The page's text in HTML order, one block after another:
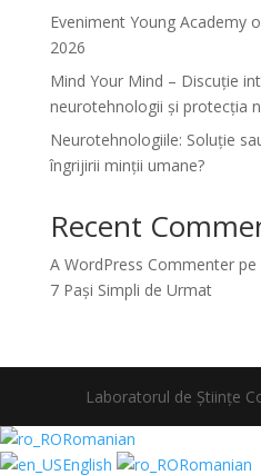
Eveniment Young Academy
2026
Mind Your Mind – Discuție
neurotehnologii și protecția
Neurotehnologiile: Soluție
îngrijirii minții umane?
Recent
A WordPress Commenterpe
7 Pași Simpli de Urmat
Laboratorul de Științe
Romanian
English
Romanian